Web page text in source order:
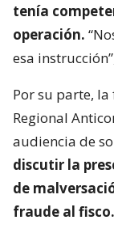
tenía
operación.
esa
Por su parte, la
Regional
audiencia de
discutir la
de
fraude al fisco.